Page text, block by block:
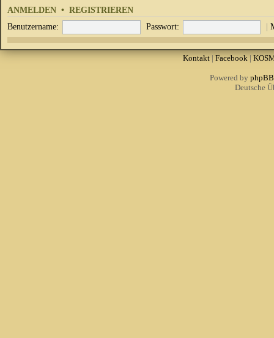
ANMELDEN • REGISTRIEREN
Benutzername: Passwort: |
Kontakt| Facebook|
Powered by phpBB
Deutsche